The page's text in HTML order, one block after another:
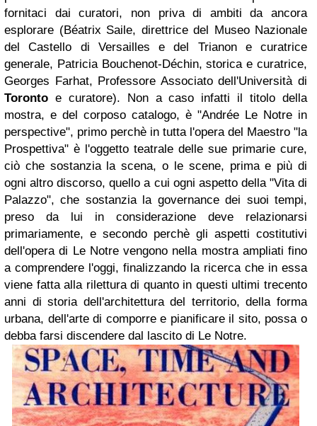
fornitaci dai curatori, non priva di ambiti da ancora
esplorare (Béatrix Saile, direttrice del Museo Nazionale
del Castello di Versailles e del Trianon e curatrice
generale, Patricia Bouchenot-Déchin, storica e curatrice,
Georges Farhat, Professore Associato dell'Università di
Toronto e curatore). Non a caso infatti il titolo della
mostra, e del corposo catalogo, è "Andrée Le Notre in
perspective", primo perchè in tutta l'opera del Maestro "la
Prospettiva" è l'oggetto teatrale delle sue primarie cure,
ciò che sostanzia la scena, o le scene, prima e più di
ogni altro discorso, quello a cui ogni aspetto della "Vita di
Palazzo", che sostanzia la governance dei suoi tempi,
preso da lui in considerazione deve relazionarsi
primariamente, e secondo perchè gli aspetti costitutivi
dell'opera di Le Notre vengono nella mostra ampliati fino
a comprendere l'oggi, finalizzando la ricerca che in essa
viene fatta alla rilettura di quanto in questi ultimi trecento
anni di storia dell'architettura del territorio, della forma
urbana, dell'arte di comporre e pianificare il sito, possa o
debba farsi discendere dal lascito di Le Notre.